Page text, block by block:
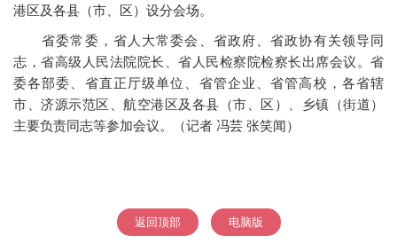
港区及各县（市、区）设分会场。
省委常委，省人大常委会、省政府、省政协有关领导同
志，省高级人民法院院长、省人民检察院检察长出席会议。省
委各部委、省直正厅级单位、省管企业、省管高校，各省辖
市、济源示范区、航空港区及各县（市、区）、乡镇（街道）
主要负责同志等参加会议。（记者 冯芸 张笑闻）
返回顶部 电脑版